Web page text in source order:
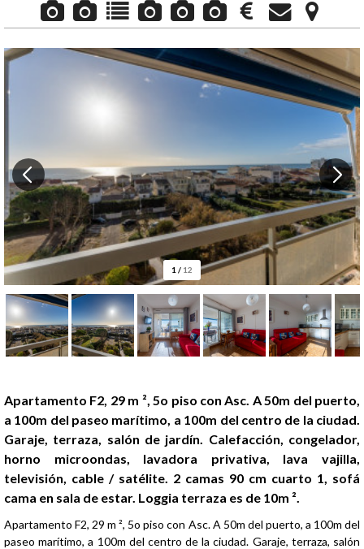
1 / 12
Presentación
Apartamento F2, 29 m ², 5o piso con Asc. A 50m del puerto,
a 100m del paseo marítimo, a 100m del centro de la ciudad.
Garaje, terraza, salón de jardín. Calefacción, congelador,
horno microondas, lavadora privativa, lava vajilla,
televisión, cable / satélite. 2 camas 90 cm cuarto 1, sofá
cama en sala de estar. Loggia terraza es de 10m ².
Apartamento F2, 29 m ², 5o piso con Asc. A 50m del puerto, a 100m del
paseo marítimo, a 100m del centro de la ciudad. Garaje, terraza, salón